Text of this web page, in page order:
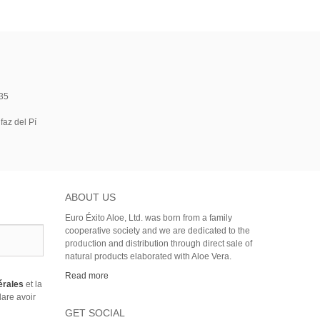
del Pí
et la
avoir
ABOUT US
Euro Éxito Aloe, Ltd. was born from a family
cooperative society and we are dedicated to the
production and distribution through direct sale of
natural products elaborated with Aloe Vera.
Read more
GET SOCIAL